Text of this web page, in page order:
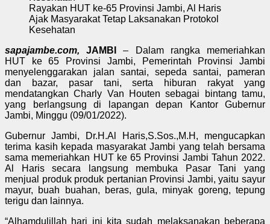
Rayakan HUT ke-65 Provinsi Jambi, Al Haris
Ajak Masyarakat Tetap Laksanakan Protokol
Kesehatan
sapajambe.com,
JAMBI
– Dalam rangka memeriahkan
HUT ke 65 Provinsi Jambi, Pemerintah Provinsi Jambi
menyelenggarakan jalan santai, sepeda santai, pameran
dan bazar, pasar tani, serta hiburan rakyat yang
mendatangkan Charly Van Houten sebagai bintang tamu,
yang berlangsung di lapangan depan Kantor Gubernur
Jambi, Minggu (09/01/2022).
Gubernur Jambi, Dr.H.Al Haris,S.Sos.,M.H, mengucapkan
terima kasih kepada masyarakat Jambi yang telah bersama
sama memeriahkan HUT ke 65 Provinsi Jambi Tahun 2022.
Al Haris secara langsung membuka Pasar Tani yang
menjual produk produk pertanian Provinsi Jambi, yaitu sayur
mayur, buah buahan, beras, gula, minyak goreng, tepung
terigu dan lainnya.
“Alhamdulillah hari ini kita sudah melaksanakan beberapa